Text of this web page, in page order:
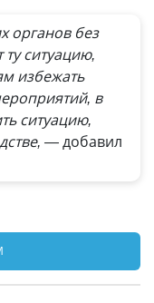
органов без
ситуацию,
избежать
в
ситуацию,
—добавил